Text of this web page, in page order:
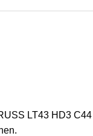
LT43 HD3